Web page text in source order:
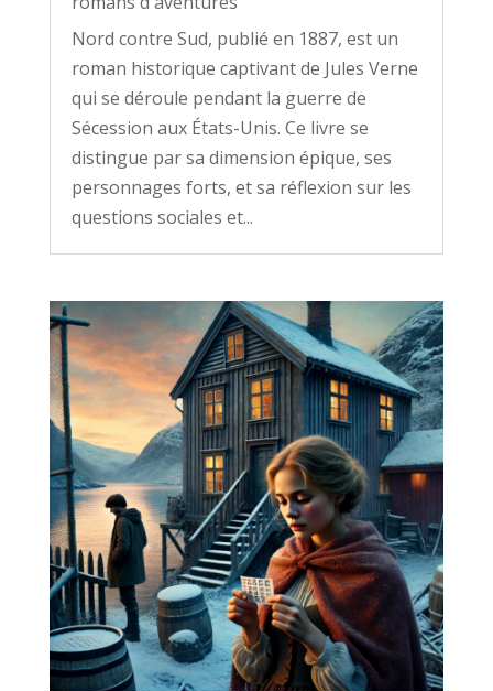
Nord contre Sud, publié en 1887, est un
roman historique captivant de Jules Verne
qui se déroule pendant la guerre de
Sécession aux États-Unis. Ce livre se
distingue par sa dimension épique, ses
personnages forts, et sa réflexion sur les
questions sociales et...